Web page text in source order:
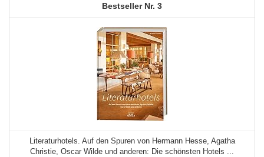
3
Literaturhotels. Auf den Spuren von Hermann Hesse, Agatha
Christie, Oscar Wilde und anderen: Die schönsten Hotels ...